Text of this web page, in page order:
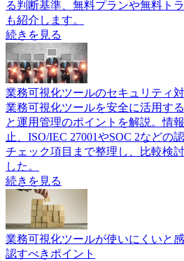
る判断基準、無料プランや無料ト
も紹介します。
続きを見る
業務可視化ツールのセキュリティ
業務可視化ツールを安全に活用す
と運用管理のポイントを解説。情
止、ISO/IEC 27001やSOC 2などの
チェック項目まで整理し、比較検
した。
続きを見る
業務可視化ツールが使いにくいと
認すべきポイント